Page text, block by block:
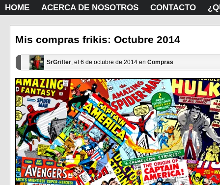
HOME ACERCA DE NOSOTROS CONTACTO
Mis compras frikis: Octubre 2014
SrGrifter, el 6 de octubre de 2014 en Compras